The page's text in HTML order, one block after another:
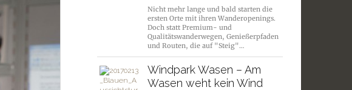
Nicht mehr lange und bald starten die
ersten Orte mit ihren Wanderopenings.
Doch statt Premium- und
Qualitätswanderwegen, Genießerpfaden
und Routen, die auf "Steig"…
Windpark Wasen – Am
Wasen weht kein Wind